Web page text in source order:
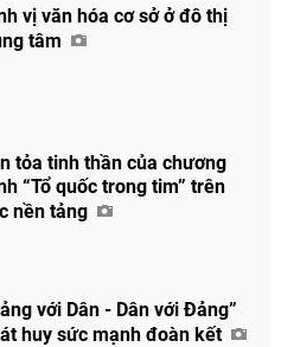
vị văn hóa cơ sở ở đô thị
tâm
tỏa tinh thần của chương
“Tổ quốc trong tim” trên
nền tảng
với Dân - Dân với Đảng”
huy sức mạnh đoàn kết